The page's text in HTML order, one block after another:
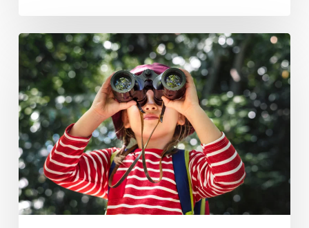
BPJEPS
Animation
Socio-
Éducative
ou
Culturelle
(ASEC)
Promotion
2027